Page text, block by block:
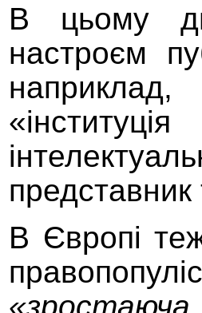
В цьому
настроєм
представник
В Європі